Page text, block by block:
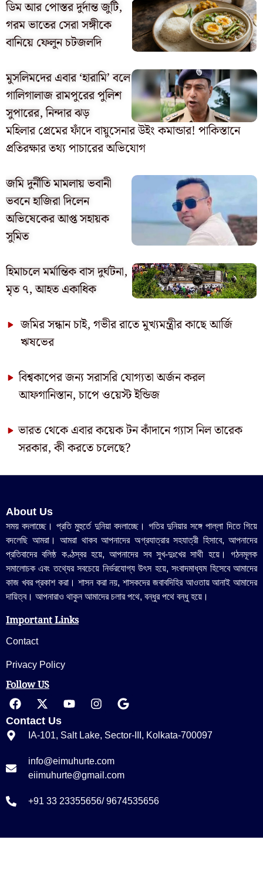
ডিম আর পোস্তর দুর্দান্ত জুটি,
গরম ভাতের সেরা সঙ্গীকে
বানিয়ে ফেলুন চটজলদি
মুসলিমদের এবার ‘হারামি’ বলে
গালিগালাজ রামপুরের পুলিশ
সুপারের, নিন্দার ঝড়
মহিলার প্রেমের ফাঁদে বায়ুসেনার উইং কমান্ডার! পাকিস্তানে
প্রতিরক্ষার তথ্য পাচারের অভিযোগ
জমি দুর্নীতি মামলায় ভবানী
ভবনে হাজিরা দিলেন
অভিষেকের আপ্ত সহায়ক
সুমিত
হিমাচলে মর্মান্তিক বাস দুর্ঘটনা,
মৃত ৭, আহত একাধিক
জমির সন্ধান চাই, গভীর রাতে মুখ্যমন্ত্রীর কাছে আর্জি
ঋষভের
বিশ্বকাপের জন্য সরাসরি যোগ্যতা অর্জন করল
আফগানিস্তান, চাপে ওয়েস্ট ইন্ডিজ
ভারত থেকে এবার কয়েক টন কাঁদানে গ্যাস নিল তারেক
সরকার, কী করতে চলেছে?
About Us
সময় বদলাচ্ছে। প্রতি মুহুর্তে দুনিয়া বদলাচ্ছে। গতির দুনিয়ার সঙ্গে পাল্লা দিতে গিয়ে
বদলেছি আমরা। আমরা থাকব আপনাদের অগ্রযাত্রার সহযাত্রী হিসাবে, আপনাদের
প্রতিবাদের বলিষ্ঠ কণ্ঠস্বর হয়ে, আপনাদের সব সুখ-দুঃখের সাথী হয়ে। গঠনমূলক
সমালোচক এবং তথ্যের সবচেয়ে নির্ভরযোগ্য উ‍ৎস হয়ে, সংবাদমাধ্যম হিসেবে আমাদের
কাজ খবর প্রকাশ করা। শাসন করা নয়, শাসকদের জবাবদিহির আওতায় আনাই আমাদের
দায়িত্ব। আপনারাও থাকুন আমাদের চলার পথে, বন্ধুর পথে বন্ধু হয়ে।
Important Links
Contact
Privacy Policy
Follow US
Contact Us
IA-101, Salt Lake, Sector-III, Kolkata-700097
info@eimuhurte.com
eiimuhurte@gmail.com
+91 33 23355656/ 9674535656